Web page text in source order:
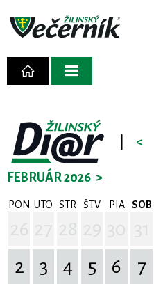
<
FEBRUÁR 2026 >
PON UTO STR ŠTV PIA SOB
2
3 4 5 6 7